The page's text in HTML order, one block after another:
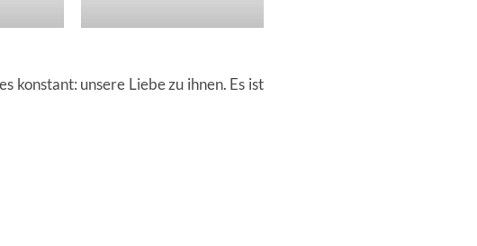
unsere Liebe zu ihnen. Es ist